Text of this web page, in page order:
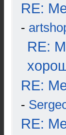
RE:
-
RE:
RE:
-
RE: